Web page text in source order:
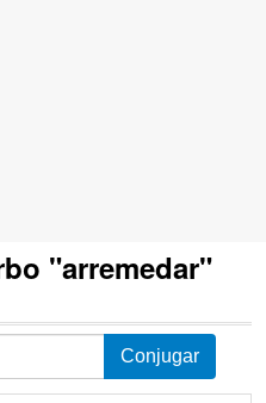
"arremedar"